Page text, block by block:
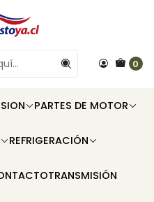
0
PARTES DE MOTOR
REFRIGERACIÓN
TRANSMISIÓN